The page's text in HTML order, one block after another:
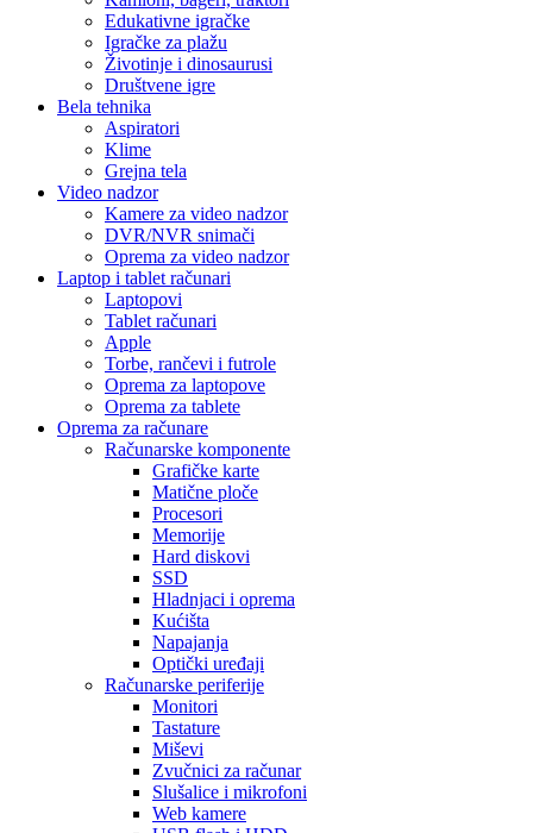
Edukativne igračke
Igračke za plažu
Životinje i dinosaurusi
Društvene igre
Bela tehnika
Aspiratori
Klime
Grejna tela
Video nadzor
Kamere za video nadzor
DVR/NVR snimači
Oprema za video nadzor
Laptop i tablet računari
Laptopovi
Tablet računari
Apple
Torbe, rančevi i futrole
Oprema za laptopove
Oprema za tablete
Oprema za računare
Računarske komponente
Grafičke karte
Matične ploče
Procesori
Memorije
Hard diskovi
SSD
Hladnjaci i oprema
Kućišta
Napajanja
Optički uređaji
Računarske periferije
Monitori
Tastature
Miševi
Zvučnici za računar
Slušalice i mikrofoni
Web kamere